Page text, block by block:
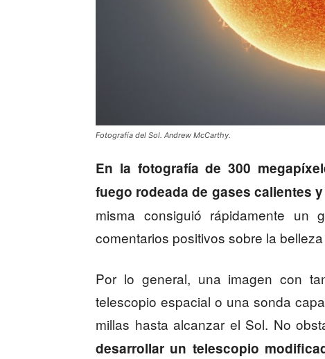
Fotografía del Sol. Andrew McCarthy.
En la fotografía de 300
fuego rodeada de gases calientes
misma consiguió rápidamente un
comentarios positivos sobre la
Por lo general, una imagen con
telescopio espacial o una sonda
millas hasta alcanzar el Sol. No
desarrollar un telescopio